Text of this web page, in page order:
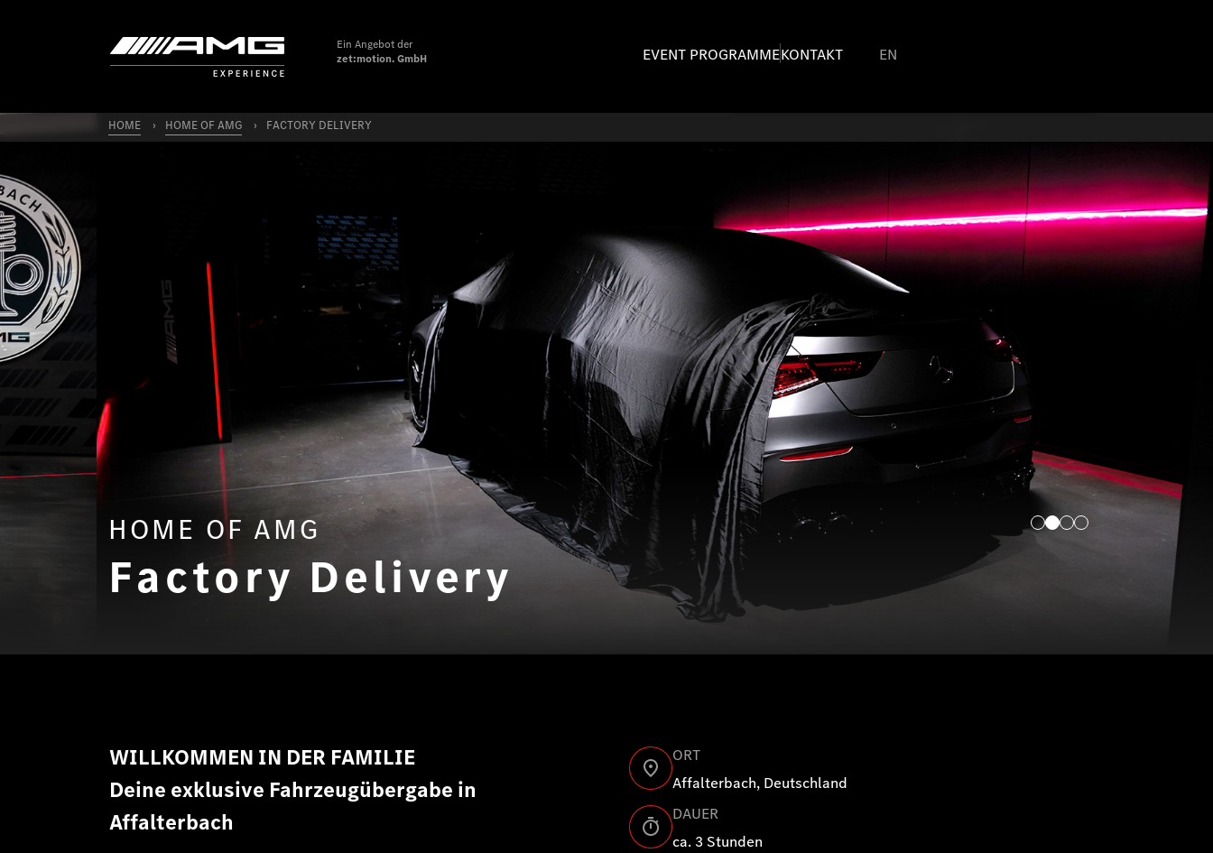
Ein Angebot der
zet:motion. GmbH
EVENT PROGRAMMEKONTAKT EN
HOME HOME OF AMG FACTORY DELIVERY
HOME OF AMG
Factory Delivery
WILLKOMMEN IN DER FAMILIE
Deine exklusive Fahrzeugübergabe in
Affalterbach
ORT
Affalterbach, Deutschland
DAUER
ca. 3 Stunden